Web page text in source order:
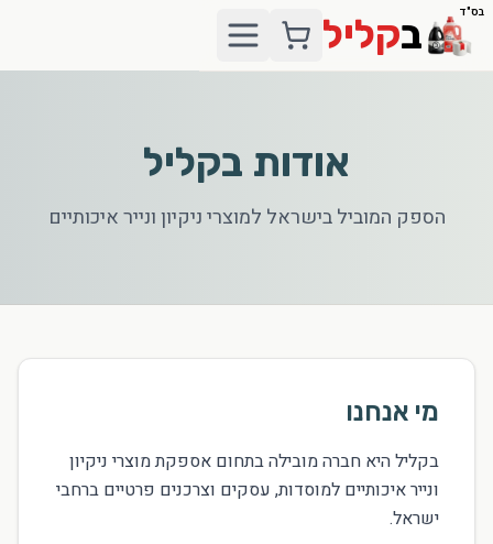
בס"ד בקליל
אודות בקליל
הספק המוביל בישראל למוצרי ניקיון ונייר איכותיים
מי אנחנו
בקליל היא חברה מובילה בתחום אספקת מוצרי ניקיון
ונייר איכותיים למוסדות, עסקים וצרכנים פרטיים ברחבי
ישראל.